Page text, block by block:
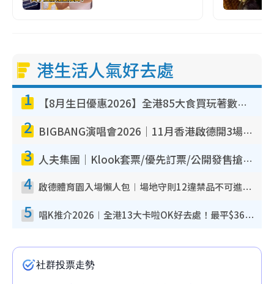
港生活人氣好去處
1 【8月生日優惠2026】全港85大食買玩著數攻略 自助餐/火鍋放題同行免費＋誠品/DONKI送現金券
2 BIGBANG演唱會2026｜11月香港啟德開3場！實名制VIP申請、優先購票攻略
3 人夫集團｜Klook套票/優先訂票/公開發售搶飛攻略！附票價.購票連結.場地座位表
4 啟德體育園入場懶人包︱場地守則12違禁品不可進場准帶細水樽但全場禁樽蓋！應援牌有限制！
5 唱K推介2026︱全港13大卡啦OK好去處！最平$36起 日文K都有！(附地址+收費詳情)